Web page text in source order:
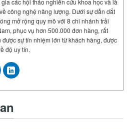
các hội thảo nghiên cứu khoa học và là
công nghệ năng lượng. Dưới sự dẫn dắt
mở rộng quy mô với 8 chi nhánh trải
phục vụ hơn 500.000 đơn hàng, rất
sự tín nhiệm lớn từ khách hàng, được
độ uy tín.